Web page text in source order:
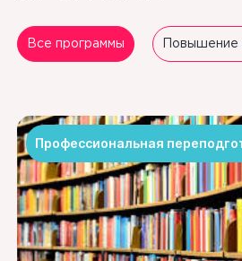
Все программы Повышение
Профессиональная